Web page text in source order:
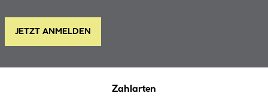
JETZT ANMELDEN
Zahlarten